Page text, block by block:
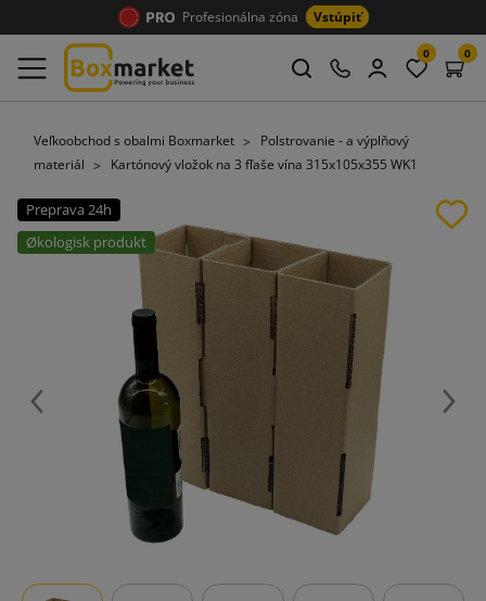
Profesionálna zóna Vstúpiť
0 0
Veľkoobchod s obalmi Boxmarket
Polstrovanie - a výplňový
materiál
Kartónový vložok na 3 fľaše vína 315x105x355 WK1
Preprava 24h
Økologisk produkt
Späť Ďalej